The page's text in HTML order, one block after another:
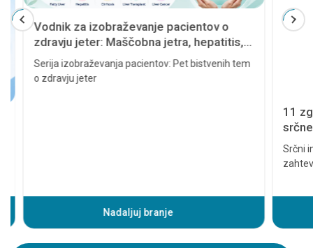
Vodnik za izobraževanje pacientov o
zdravju jeter: Maščobna jetra, hepatitis,
ciroza, presaditev jeter in rak jeter
Serija izobraževanja pacientov: Pet bistvenih tem
o zdravju jeter
Nadaljuj branje
11
resno
Srčni
zahteva
Preden
infarkta.
pomaga,